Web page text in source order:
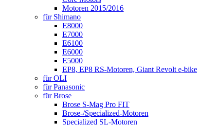
Motoren 2015/2016
für Shimano
E8000
E7000
E6100
E6000
E5000
EP8, EP8 RS-Motoren, Giant Revolt e-bike
für OLI
für Panasonic
für Brose
Brose S-Mag Pro FIT
Brose-/Specialized-Motoren
Specialized SL-Motoren